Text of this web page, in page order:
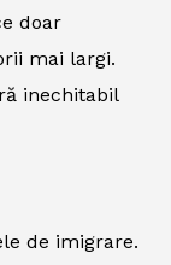
doar
mai largi.
inechitabil
de imigrare.